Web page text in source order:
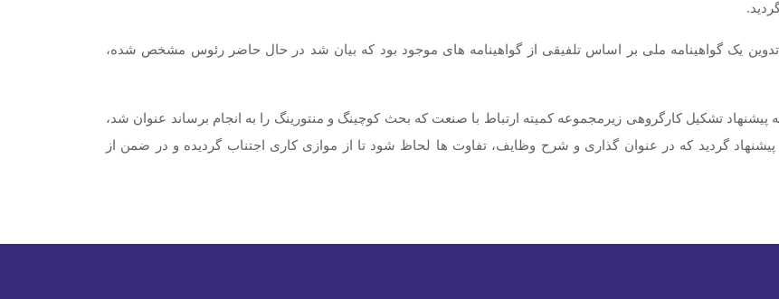
.
یک گواهینامه ملی بر اساس تلفیقی از گواهینامه های موجود بود که بیان شد در حال حاضر رئوس مشخص شده،
پیشنهاد تشکیل کارگروهی زیرمجموعه کمیته ارتباط با صنعت که بحث کوچینگ و منتورینگ را به انجام برساند عنوان شد،
گردید که در عنوان گذاری و شرح وظایف، تفاوت ها لحاظ شود تا از موازی کاری اجتناب گردیده و در ضمن از